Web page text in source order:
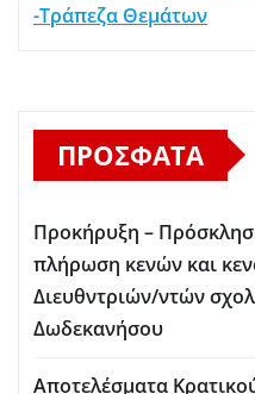
-Τράπεζα Θεμάτων
ΠΡΌΣΦΑΤΑ
Προκήρυξη –
πλήρωση κενών και
Διευθντριών/ντών
Δωδεκανήσου
Αποτελέσματα